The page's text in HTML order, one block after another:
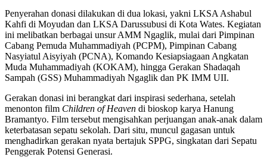
Penyerahan donasi dilakukan di dua lokasi, yakni LKSA Ashabul
Kahfi di Moyudan dan LKSA Darussubusi di Kota Wates. Kegiatan
ini melibatkan berbagai unsur AMM Ngaglik, mulai dari Pimpinan
Cabang Pemuda Muhammadiyah (PCPM), Pimpinan Cabang
Nasyiatul Aisyiyah (PCNA), Komando Kesiapsiagaan Angkatan
Muda Muhammadiyah (KOKAM), hingga Gerakan Shadaqah
Sampah (GSS) Muhammadiyah Ngaglik dan PK IMM UII.
Gerakan donasi ini berangkat dari inspirasi sederhana, setelah
menonton film Children of Heaven di bioskop karya Hanung
Bramantyo. Film tersebut mengisahkan perjuangan anak-anak dalam
keterbatasan sepatu sekolah. Dari situ, muncul gagasan untuk
menghadirkan gerakan nyata bertajuk SPPG, singkatan dari Sepatu
Penggerak Potensi Generasi.